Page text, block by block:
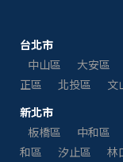
台北市
中山區
大安區
正區
北投區 文
新北市
板橋區
中和區
和區
汐止區 林